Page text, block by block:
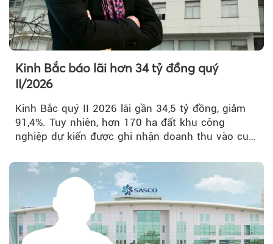
Kinh Bắc báo lãi hơn 34 tỷ đồng quý
II/2026
Kinh Bắc quý II 2026 lãi gần 34,5 tỷ đồng, giảm
91,4%. Tuy nhiên, hơn 170 ha đất khu công
nghiệp dự kiến được ghi nhận doanh thu vào cuối